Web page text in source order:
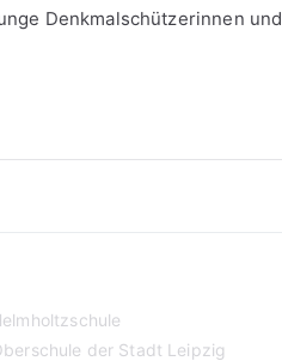
Denkmalschützerinnen und
der Stadt Leipzig